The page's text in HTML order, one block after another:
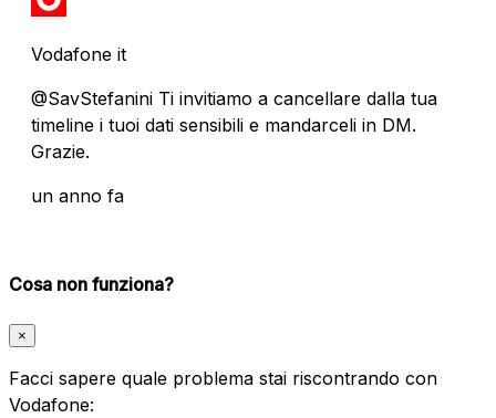
Vodafone it
@SavStefanini Ti invitiamo a cancellare dalla tua
timeline i tuoi dati sensibili e mandarceli in DM.
Grazie.
un anno fa
Cosa non funziona?
×
Facci sapere quale problema stai riscontrando con
Vodafone: